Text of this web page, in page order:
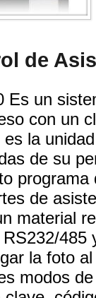
de
Es un
con un
la
de su
de
material
485
la foto
modos